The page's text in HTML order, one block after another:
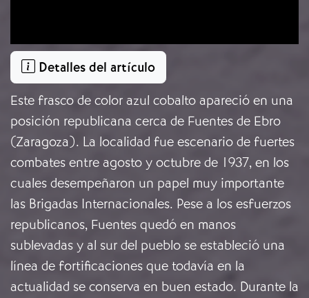
Detalles del artículo
Este frasco de color azul cobalto apareció en una
posición republicana cerca de Fuentes de Ebro
(Zaragoza). La localidad fue escenario de fuertes
combates entre agosto y octubre de 1937, en los
cuales desempeñaron un papel muy importante
las Brigadas Internacionales. Pese a los esfuerzos
republicanos, Fuentes quedó en manos
sublevadas y al sur del pueblo se estableció una
línea de fortificaciones que todavía en la
actualidad se conserva en buen estado. Durante la